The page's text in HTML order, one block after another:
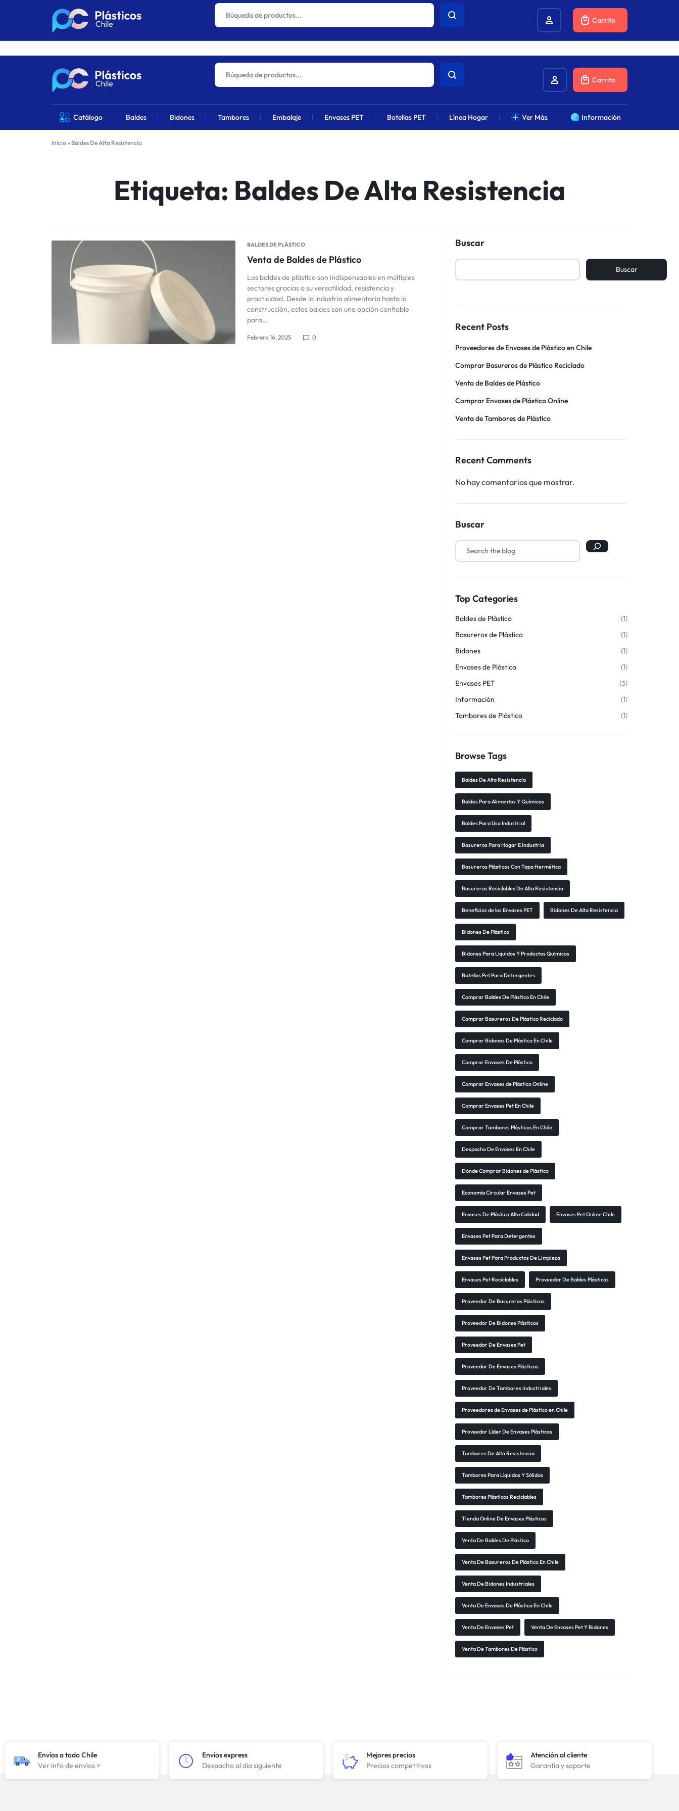
Los precios actuales sufrirán un aumento global próximamente debido al alza en combustibles.
PLÁSTICOS
CHILE
VENTA
DE
PRODUCTOS
PLÁSTICOS
CHILE
Carrito
Catálogo Baldes Bidones Tambores Embalaje Envases PET Botellas PET Línea Hogar Ver Más Información
Carrito
Inicio» Baldes De Alta Resistencia
Etiqueta: Baldes De Alta Resistencia
BALDES DE PLÁSTICO
Venta de Baldes de Plástico
Los baldes de plástico son indispensables en múltiples
sectores gracias a su versatilidad, resistencia y
practicidad. Desde la industria alimentaria hasta la
construcción, estos baldes son una opción confiable
para…
Febrero 16, 2025 0
Buscar
Buscar
Recent Posts
Proveedores de Envases de Plástico en Chile
Comprar Basureros de Plástico Reciclado
Venta de Baldes de Plástico
Comprar Envases de Plástico Online
Venta de Tambores de Plástico
Recent Comments
No hay comentarios que mostrar.
Buscar
Top Categories
Baldes de Plástico
(1)
Basureros de Plástico
(1)
Bidones
(1)
Envases de Plástico
(1)
Envases PET
(3)
Información
(1)
Tambores de Plástico
(1)
Browse Tags
Baldes De Alta Resistencia
Baldes Para Alimentos Y Químicos
Baldes Para Uso Industrial
Basureros Para Hogar E Industria
Basureros Plásticos Con Tapa Hermética
Basureros Reciclables De Alta Resistencia
Beneficios de los Envases PET Bidones De Alta Resistencia
Bidones De Plástico
Bidones Para Líquidos Y Productos Químicos
Botellas Pet Para Detergentes
Comprar Baldes De Plástico En Chile
Comprar Basureros De Plástico Reciclado
Comprar Bidones De Plástico En Chile
Comprar Envases De Plástico
Comprar Envases de Plástico Online
Comprar Envases Pet En Chile
Comprar Tambores Plásticos En Chile
Despacho De Envases En Chile
Dónde Comprar Bidones de Plástico
Economía Circular Envases Pet
Envases De Plástico Alta Calidad Envases Pet Online Chile
Envases Pet Para Detergentes
Envases Pet Para Productos De Limpieza
Envases Pet Reciclables Proveedor De Baldes Plásticos
Proveedor De Basureros Plásticos
Proveedor De Bidones Plásticos
Proveedor De Envases Pet
Proveedor De Envases Plásticos
Proveedor De Tambores Industriales
Proveedores de Envases de Plástico en Chile
Proveedor Líder De Envases Plásticos
Tambores De Alta Resistencia
Tambores Para Líquidos Y Sólidos
Tambores Plásticos Reciclables
Tienda Online De Envases Plásticos
Venta De Baldes De Plástico
Venta De Basureros De Plástico En Chile
Venta De Bidones Industriales
Venta De Envases De Plástico En Chile
Venta De Envases Pet Venta De Envases Pet Y Bidones
Venta De Tambores De Plástico
Envíos a todo Chile
Ver info de envíos >
Envíos express
Despacho al día siguiente
Mejores precios
Precios competitivos
Atención al cliente
Garantía y soporte